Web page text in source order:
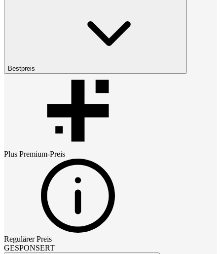
Bestpreis
Plus Premium-Preis
Regulärer Preis
GESPONSERT